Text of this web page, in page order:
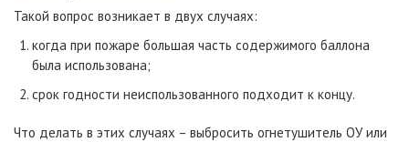
Такой вопрос возникает в двух случаях:
когда при пожаре большая часть содержимого баллона
была использована;
срок годности неиспользованного подходит к концу.
Что делать в этих случаях – выбросить огнетушитель ОУ или